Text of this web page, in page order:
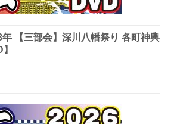
年 【三部会】深川八幡祭り 各町神輿